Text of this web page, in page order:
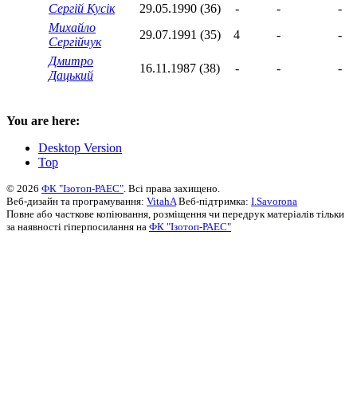
Сергій Кусік
29.05.1990 (36) - -
-
Михайло
Сергійчук
29.07.1991 (35) 4 -
-
Дмитро
Дацький
16.11.1987 (38) - - -
You are here:
Desktop Version
Top
© 2026 ФК "Ізотоп-РАЕС" . Всі права захищено.
Веб-дизайн та програмування: VitahA Веб-підтримка: I.Savorona
Повне або часткове копіювання, розміщення чи передрук матеріалів тільки
за наявності гіперпосилання на ФК "Ізотоп-РАЕС"